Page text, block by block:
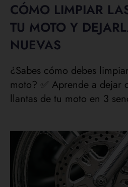
CÓMO LIMPIAR
TU MOTO Y
NUEVAS
¿Sabes cómo debes
moto? ✅ Aprende a dejar
llantas de tu moto en 3